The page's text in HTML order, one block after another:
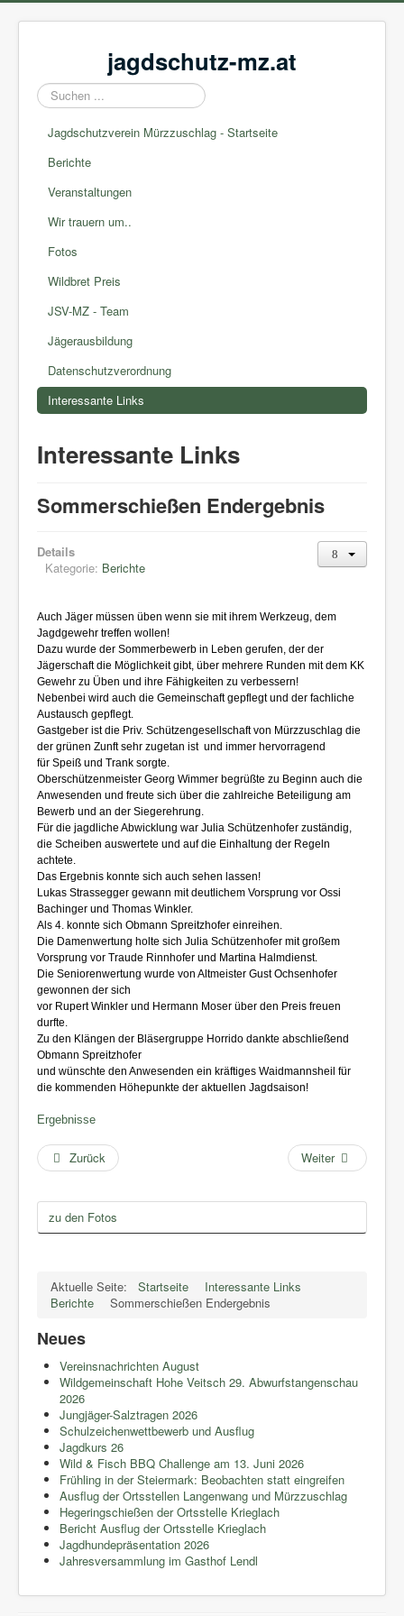
jagdschutz-mz.at
Suchen
...
Jagdschutzverein Mürzzuschlag - Startseite
Berichte
Veranstaltungen
Wir trauern um..
Fotos
Wildbret Preis
JSV-MZ - Team
Jägerausbildung
Datenschutzverordnung
Interessante Links
Interessante Links
Sommerschießen Endergebnis
Details
Kategorie: Berichte
Auch Jäger müssen üben wenn sie mit ihrem Werkzeug, dem
Jagdgewehr treffen wollen!
Dazu wurde der Sommerbewerb in Leben gerufen, der der
Jägerschaft die Möglichkeit gibt, über mehrere Runden mit dem KK
Gewehr zu Üben und ihre Fähigkeiten zu verbessern!
Nebenbei wird auch die Gemeinschaft gepflegt und der fachliche
Austausch gepflegt.
Gastgeber ist die Priv. Schützengesellschaft von Mürzzuschlag die
der grünen Zunft sehr zugetan ist und immer hervorragend
für Speiß und Trank sorgte.
Oberschützenmeister Georg Wimmer begrüßte zu Beginn auch die
Anwesenden und freute sich über die zahlreiche Beteiligung am
Bewerb und an der Siegerehrung.
Für die jagdliche Abwicklung war Julia Schützenhofer zuständig,
die Scheiben auswertete und auf die Einhaltung der Regeln
achtete.
Das Ergebnis konnte sich auch sehen lassen!
Lukas Strassegger gewann mit deutlichem Vorsprung vor Ossi
Bachinger und Thomas Winkler.
Als 4. konnte sich Obmann Spreitzhofer einreihen.
Die Damenwertung holte sich Julia Schützenhofer mit großem
Vorsprung vor Traude Rinnhofer und Martina Halmdienst.
Die Seniorenwertung wurde von Altmeister Gust Ochsenhofer
gewonnen der sich
vor Rupert Winkler und Hermann Moser über den Preis freuen
durfte.
Zu den Klängen der Bläsergruppe Horrido dankte abschließend
Obmann Spreitzhofer
und wünschte den Anwesenden ein kräftiges Waidmannsheil für
die kommenden Höhepunkte der aktuellen Jagdsaison!
Ergebnisse
Zurück Weiter
zu den Fotos
Aktuelle Seite: Startseite
Interessante Links
Berichte
Sommerschießen Endergebnis
Neues
Vereinsnachrichten August
Wildgemeinschaft Hohe Veitsch 29. Abwurfstangenschau
2026
Jungjäger-Salztragen 2026
Schulzeichenwettbewerb und Ausflug
Jagdkurs 26
Wild & Fisch BBQ Challenge am 13. Juni 2026
Frühling in der Steiermark: Beobachten statt eingreifen
Ausflug der Ortsstellen Langenwang und Mürzzuschlag
Hegeringschießen der Ortsstelle Krieglach
Bericht Ausflug der Ortsstelle Krieglach
Jagdhundepräsentation 2026
Jahresversammlung im Gasthof Lendl